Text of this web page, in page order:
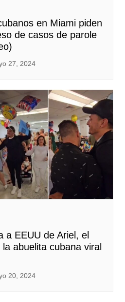
en Miami piden
de casos de parole
27, 2024
a EEUU de Ariel, el
abuelita cubana viral
20, 2024